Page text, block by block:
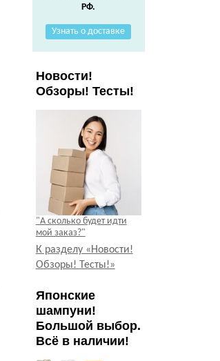
РФ.
Узнать о доставке
Новости!
Обзоры! Тесты!
"А сколько будет идти
мой заказ?"
К разделу «Новости!
Обзоры! Тесты!»
Японские
шампуни!
Большой выбор.
Всё в наличии!